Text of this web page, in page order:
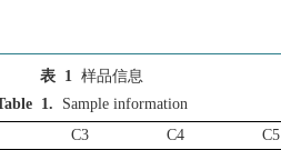
表 1 样品信息
1.
Sample information
C3 C4
C5